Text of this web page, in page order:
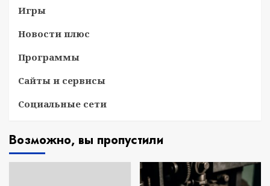
Игры
Новости плюс
Программы
Сайты и сервисы
Социальные сети
Возможно, вы пропустили